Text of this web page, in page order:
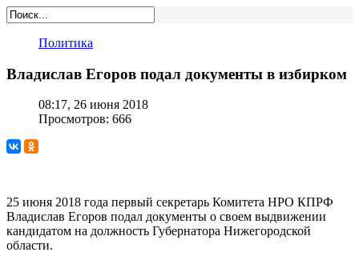
Политика
Владислав Егоров подал документы в избирком
08:17, 26 июня 2018
Просмотров: 666
25 июня 2018 года первый секретарь Комитета НРО КПРФ
Владислав Егоров подал документы о своем выдвижении
кандидатом на должность Губернатора Нижегородской
области.